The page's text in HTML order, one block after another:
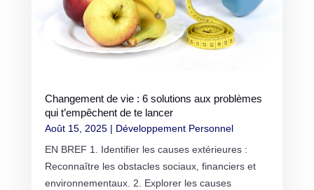
Changement de vie : 6 solutions aux problèmes
qui t’empêchent de te lancer
Août 15, 2025| Développement Personnel
EN BREF 1. Identifier les causes extérieures :
Reconnaître les obstacles sociaux, financiers et
environnementaux. 2. Explorer les causes